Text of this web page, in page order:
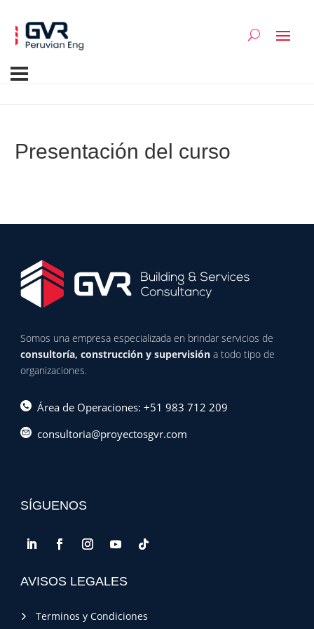
Presentación del curso
Somos una empresa especializada en brindar servicios de
consultoría, construcción y supervisión a todo tipo de
organizaciones.
Área de Operaciones: +51 983 712 209
consultoria@proyectosgvr.com
SÍGUENOS
AVISOS LEGALES
Terminos y Condiciones